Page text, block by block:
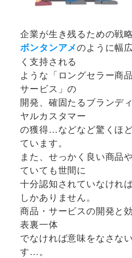
企業が生き残るための戦
ボンタンアメのように幅
く支持される
ような「ロングセラー商
サービス」の
開発、確固たるブランデ
ヤルカスタマー
の獲得…などなど驚くほ
ています。
また、せっかく良い商品
ていても世間に
十分認知されていなけれ
しかありません。
商品・サービスの開発と
表裏一体
でなければ意味をなさな
す…。